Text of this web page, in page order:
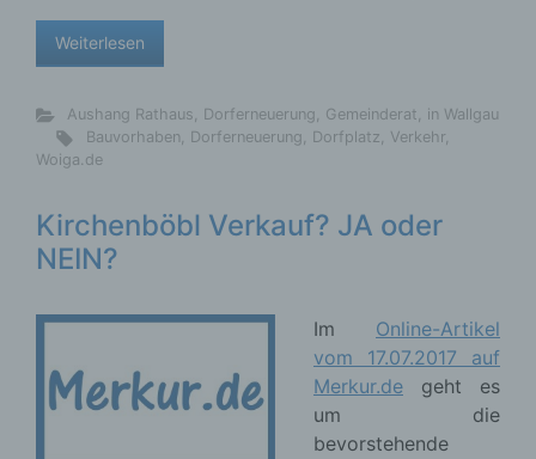
Weiterlesen
Aushang Rathaus, Dorferneuerung, Gemeinderat, in Wallgau
Bauvorhaben, Dorferneuerung, Dorfplatz, Verkehr,
Woiga.de
Kirchenböbl Verkauf? JA oder
NEIN?
Im Online-Artikel
vom 17.07.2017 auf
Merkur.de geht es
um die
bevorstehende